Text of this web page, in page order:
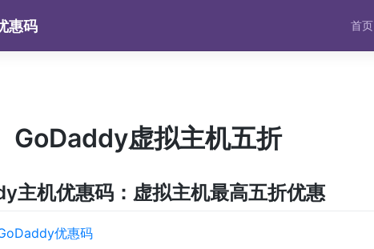
惠码 首页
GoDaddy虚拟主机五折
主机优惠码：虚拟主机最高五折优惠
优惠码